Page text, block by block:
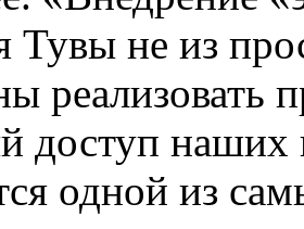
Тувы не из
реализовать
доступ
одной из